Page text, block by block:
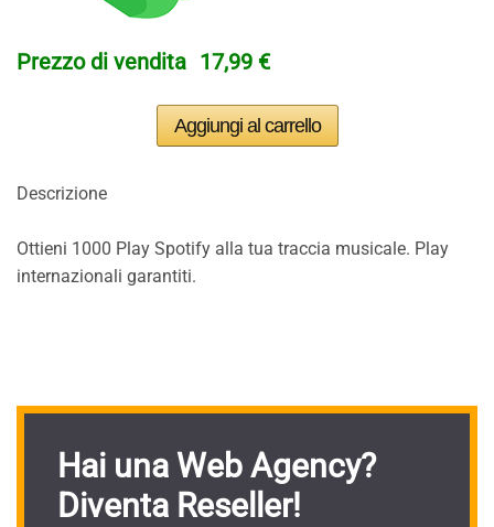
Prezzo di vendita 17,99 €
Descrizione
Ottieni 1000 Play Spotify alla tua traccia musicale. Play
internazionali garantiti.
Hai una Web Agency?
Diventa Reseller!